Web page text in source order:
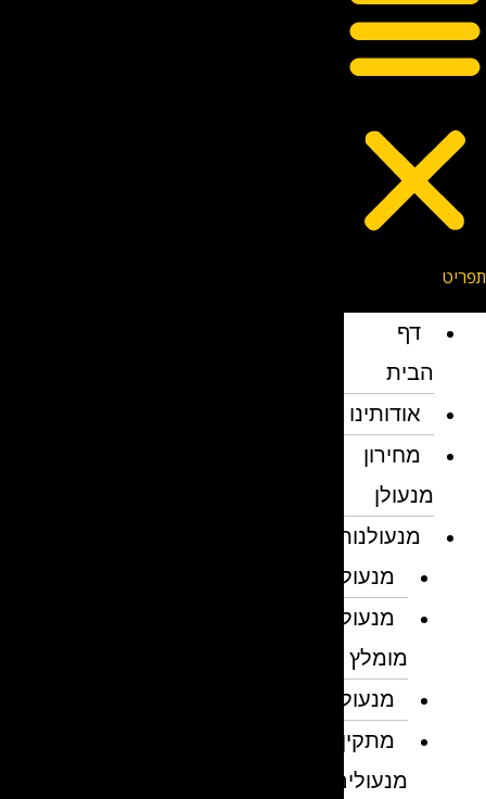
דף
הבית
אודותינו
מחירון
מנעולן
מנעולנות
מנעולן
מנעולן
מומלץ
מנעולנים
מתקין
מנעולים